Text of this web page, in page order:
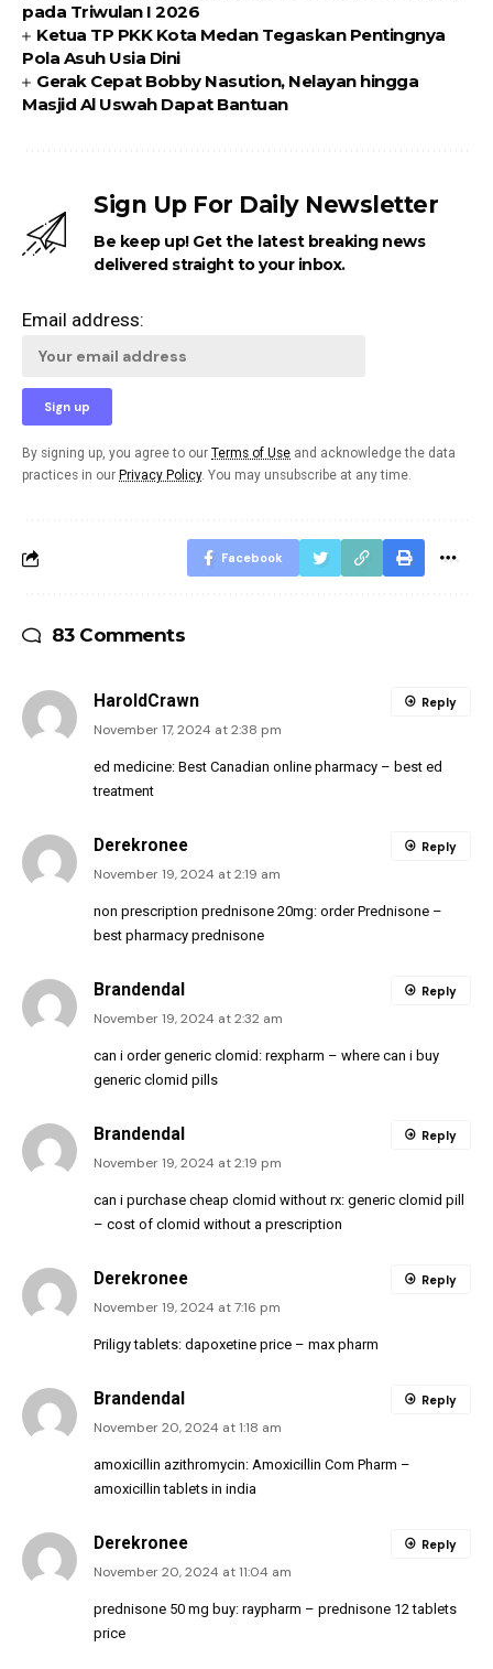
pada Triwulan I 2026
Ketua TP PKK Kota Medan Tegaskan Pentingnya
Pola Asuh Usia Dini
Gerak Cepat Bobby Nasution, Nelayan hingga
Masjid Al Uswah Dapat Bantuan
Sign Up For Daily Newsletter
Be keep up! Get the latest breaking news
delivered straight to your inbox.
Email address:
By signing up, you agree to our Terms of Use and acknowledge the data
practices in our Privacy Policy. You may unsubscribe at any time.
Facebook
83 Comments
HaroldCrawn
November 17, 2024 at 2:38 pm
ed medicine: Best Canadian online pharmacy – best ed
treatment
Reply
Derekronee
November 19, 2024 at 2:19 am
non prescription prednisone 20mg: order Prednisone –
best pharmacy prednisone
Reply
Brandendal
November 19, 2024 at 2:32 am
can i order generic clomid: rexpharm – where can i buy
generic clomid pills
Reply
Brandendal
November 19, 2024 at 2:19 pm
can i purchase cheap clomid without rx: generic clomid pill
– cost of clomid without a prescription
Reply
Derekronee
November 19, 2024 at 7:16 pm
Priligy tablets: dapoxetine price – max pharm
Reply
Brandendal
November 20, 2024 at 1:18 am
amoxicillin azithromycin: Amoxicillin Com Pharm –
amoxicillin tablets in india
Reply
Derekronee
November 20, 2024 at 11:04 am
prednisone 50 mg buy: raypharm – prednisone 12 tablets
price
Reply